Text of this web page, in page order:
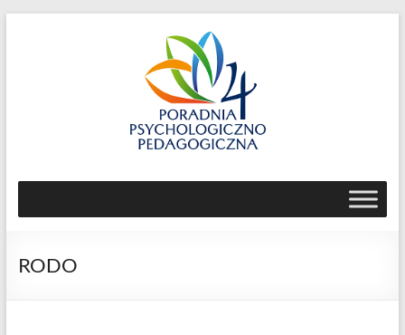
Poradnia
Psychologiczno-
nr
RODO